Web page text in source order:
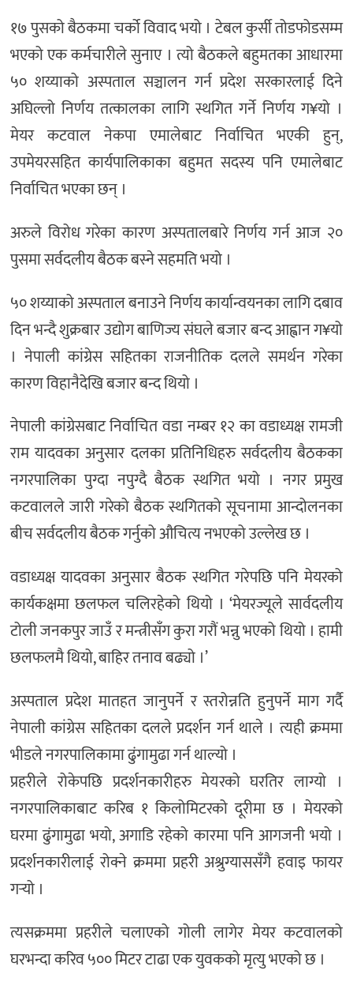
१७ पुसको बैठकमा चर्को विवाद भयो । टेबल कुर्सी तोडफोडसम्म
भएको एक कर्मचारीले सुनाए । त्यो बैठकले बहुमतका आधारमा
५० शय्याको अस्पताल सञ्चालन गर्न प्रदेश सरकारलाई दिने
अघिल्लो निर्णय तत्कालका लागि स्थगित गर्ने निर्णय ग¥यो ।
मेयर कटवाल नेकपा एमालेबाट निर्वाचित भएकी हुन्,
उपमेयरसहित कार्यपालिकाका बहुमत सदस्य पनि एमालेबाट
निर्वाचित भएका छन् ।
अरुले विरोध गरेका कारण अस्पतालबारे निर्णय गर्न आज २०
पुसमा सर्वदलीय बैठक बस्ने सहमति भयो ।
५० शय्याको अस्पताल बनाउने निर्णय कार्यान्वयनका लागि दबाव
दिन भन्दै शुक्रबार उद्योग बाणिज्य संघले बजार बन्द आह्वान ग¥यो
। नेपाली कांग्रेस सहितका राजनीतिक दलले समर्थन गरेका
कारण विहानैदेखि बजार बन्द थियो ।
नेपाली कांग्रेसबाट निर्वाचित वडा नम्बर १२ का वडाध्यक्ष रामजी
राम यादवका अनुसार दलका प्रतिनिधिहरु सर्वदलीय बैठकका
नगरपालिका पुग्दा नपुग्दै बैठक स्थगित भयो । नगर प्रमुख
कटवालले जारी गरेको बैठक स्थगितको सूचनामा आन्दोलनका
बीच सर्वदलीय बैठक गर्नुको औचित्य नभएको उल्लेख छ ।
वडाध्यक्ष यादवका अनुसार बैठक स्थगित गरेपछि पनि मेयरको
कार्यकक्षमा छलफल चलिरहेको थियो । ‘मेयरज्यूले सार्वदलीय
टोली जनकपुर जाउँ र मन्त्रीसँग कुरा गरौं भन्नु भएको थियो । हामी
छलफलमै थियो, बाहिर तनाव बढ्यो ।’
अस्पताल प्रदेश मातहत जानुपर्ने र स्तरोन्नति हुनुपर्ने माग गर्दै
नेपाली कांग्रेस सहितका दलले प्रदर्शन गर्न थाले । त्यही क्रममा
भीडले नगरपालिकामा ढुंगामुढा गर्न थाल्यो ।
प्रहरीले रोकेपछि प्रदर्शनकारीहरु मेयरको घरतिर लाग्यो ।
नगरपालिकाबाट करिब १ किलोमिटरको दूरीमा छ । मेयरको
घरमा ढुंगामुढा भयो, अगाडि रहेको कारमा पनि आगजनी भयो ।
प्रदर्शनकारीलाई रोक्ने क्रममा प्रहरी अश्रुग्याससँगै हवाइ फायर
गर्‍यो ।
त्यसक्रममा प्रहरीले चलाएको गोली लागेर मेयर कटवालको
घरभन्दा करिव ५०० मिटर टाढा एक युवकको मृत्यु भएको छ ।